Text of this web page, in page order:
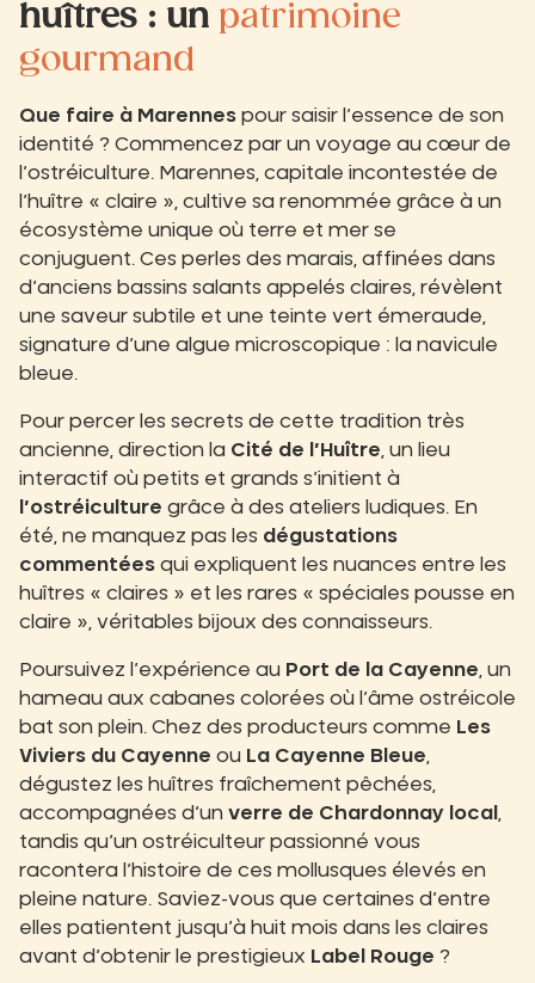
huîtres : un patrimoine
gourmand
Que faire à Marennes pour saisir l’essence de son
identité ? Commencez par un voyage au cœur de
l’ostréiculture. Marennes, capitale incontestée de
l’huître « claire », cultive sa renommée grâce à un
écosystème unique où terre et mer se
conjuguent. Ces perles des marais, affinées dans
d’anciens bassins salants appelés claires, révèlent
une saveur subtile et une teinte vert émeraude,
signature d’une algue microscopique : la navicule
bleue.
Pour percer les secrets de cette tradition très
ancienne, direction la Cité de l’Huître , un lieu
interactif où petits et grands s’initient à
l’ostréiculture grâce à des ateliers ludiques. En
été, ne manquez pas les dégustations
commentées qui expliquent les nuances entre les
huîtres « claires » et les rares « spéciales pousse en
claire », véritables bijoux des connaisseurs.
Poursuivez l’expérience au Port de la Cayenne , un
hameau aux cabanes colorées où l’âme ostréicole
bat son plein. Chez des producteurs comme Les
Viviers du Cayenne ou La Cayenne Bleue
dégustez les huîtres fraîchement pêchées,
accompagnées d’un verre de Chardonnay local
tandis qu’un ostréiculteur passionné vous
racontera l’histoire de ces mollusques élevés en
pleine nature. Saviez-vous que certaines d’entre
elles patientent jusqu’à huit mois dans les claires
avant d’obtenir le prestigieux Label Rouge ?